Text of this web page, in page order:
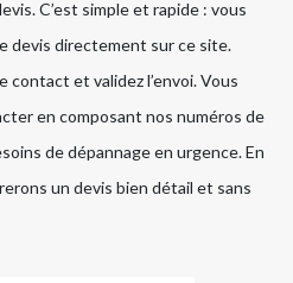
C’est simple et rapide : vous
devis directement sur ce site.
contact et validez l’envoi. Vous
en composant nos numéros de
de dépannage en urgence. En
un devis bien détail et sans